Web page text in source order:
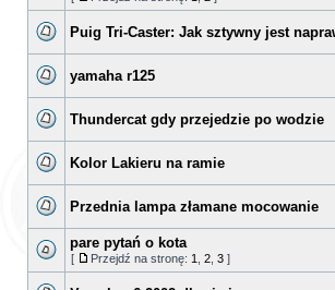
Puig Tri-Caster: Jak sztywny jest
yamaha r125
Thundercat gdy przejedzie po wodzie
Kolor Lakieru na ramie
Przednia lampa złamane mocowanie
pare pytań o kota
[ Przejdź na stronę: 1 2 3 ]